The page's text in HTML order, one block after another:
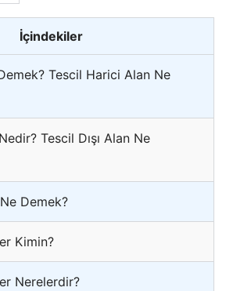
İçindekiler
Tescil Harici Alan Ne
Tescil Dışı Alan Ne
Demek?
Kimin?
Nerelerdir?